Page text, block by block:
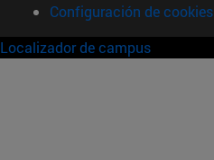
Configuración de cookies
Localizador de campus